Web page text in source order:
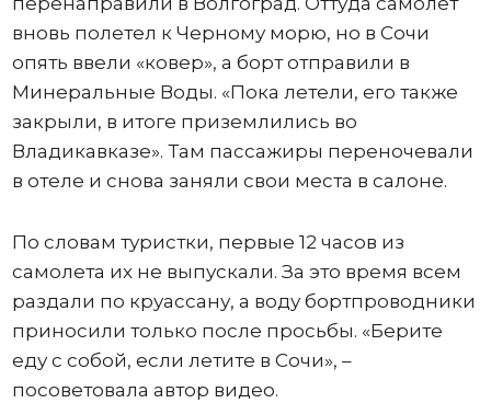
вновь полетел к Черному морю, но в Сочи
опять ввели «ковер», а борт отправили в
Минеральные Воды. «Пока летели, его также
закрыли, в итоге приземлились во
Владикавказе». Там пассажиры переночевали
в отеле и снова заняли свои места в салоне.
По словам туристки, первые 12 часов из
самолета их не выпускали. За это время всем
раздали по круассану, а воду бортпроводники
приносили только после просьбы. «Берите
еду с собой, если летите в Сочи», –
посоветовала автор видео.